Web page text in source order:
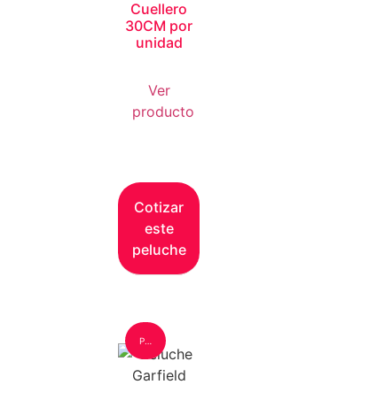
Cuellero
30CM por
unidad
Ver
producto
Cotizar
este
peluche
Peluche: Mediano